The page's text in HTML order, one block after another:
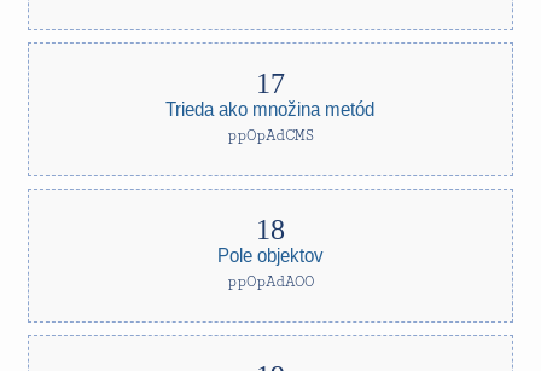
Trieda ako množina metód
ppOpAdCMS
Pole objektov
ppOpAdAOO